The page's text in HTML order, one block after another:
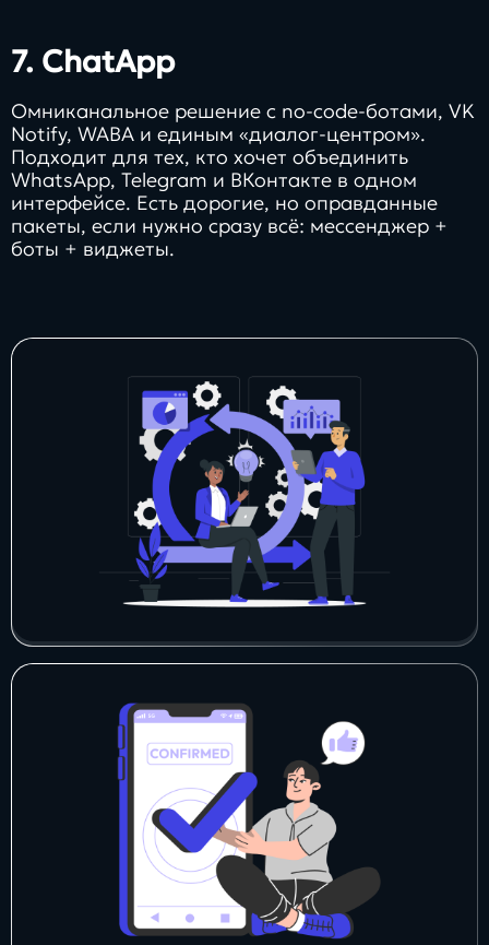
7. ChatApp
Омниканальное решение с no‑code‑ботами, VK
Notify, WABA и единым «диалог-центром».
Подходит для тех, кто хочет объединить
WhatsApp, Telegram и ВКонтакте в одном
интерфейсе. Есть дорогие, но оправданные
пакеты, если нужно сразу всё: мессенджер +
боты + виджеты.